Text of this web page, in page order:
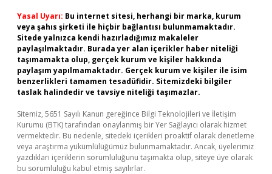
Yasal Uyarı: Bu internet sitesi, herhangi bir marka, kurum
veya şahıs şirketi ile hiçbir bağlantısı bulunmamaktadır.
Sitede yalnızca kendi hazırladığımız makaleler
paylaşılmaktadır. Burada yer alan içerikler haber niteliği
taşımamakta olup, gerçek kurum ve kişiler hakkında
paylaşım yapılmamaktadır. Gerçek kurum ve kişiler ile isim
benzerlikleri tamamen tesadüfidir. Sitemizdeki bilgiler
taslak halindedir ve tavsiye niteliği taşımazlar.
Sitemiz, 5651 Sayılı Kanun gereğince Bilgi Teknolojileri ve İletişim
Kurumu (BTK) tarafından onaylanmış bir Yer Sağlayıcı olarak hizmet
vermektedir. Bu nedenle, sitedeki içerikleri proaktif olarak denetleme
veya araştırma yükümlülüğümüz bulunmamaktadır. Ancak, üyelerimiz
yazdıkları içeriklerin sorumluluğunu taşımakta olup, siteye üye olarak
bu sorumluluğu kabul etmiş sayılırlar.